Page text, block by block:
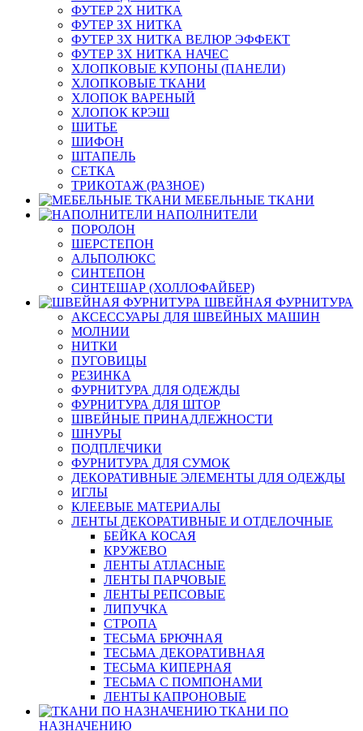
ФУТЕР 2Х НИТКА
ФУТЕР 3Х НИТКА
ФУТЕР 3Х НИТКА ВЕЛЮР ЭФФЕКТ
ФУТЕР 3Х НИТКА НАЧЕС
ХЛОПКОВЫЕ КУПОНЫ (ПАНЕЛИ)
ХЛОПКОВЫЕ ТКАНИ
ХЛОПОК ВАРЕНЫЙ
ХЛОПОК КРЭШ
ШИТЬЕ
ШИФОН
ШТАПЕЛЬ
СЕТКА
ТРИКОТАЖ (РАЗНОЕ)
МЕБЕЛЬНЫЕ ТКАНИ
НАПОЛНИТЕЛИ
ПОРОЛОН
ШЕРСТЕПОН
АЛЬПОЛЮКС
СИНТЕПОН
СИНТЕШАР (ХОЛЛОФАЙБЕР)
ШВЕЙНАЯ ФУРНИТУРА
АКСЕССУАРЫ ДЛЯ ШВЕЙНЫХ МАШИН
МОЛНИИ
НИТКИ
ПУГОВИЦЫ
РЕЗИНКА
ФУРНИТУРА ДЛЯ ОДЕЖДЫ
ФУРНИТУРА ДЛЯ ШТОР
ШВЕЙНЫЕ ПРИНАДЛЕЖНОСТИ
ШНУРЫ
ПОДПЛЕЧИКИ
ФУРНИТУРА ДЛЯ СУМОК
ДЕКОРАТИВНЫЕ ЭЛЕМЕНТЫ ДЛЯ ОДЕЖДЫ
ИГЛЫ
КЛЕЕВЫЕ МАТЕРИАЛЫ
ЛЕНТЫ ДЕКОРАТИВНЫЕ И ОТДЕЛОЧНЫЕ
БЕЙКА КОСАЯ
КРУЖЕВО
ЛЕНТЫ АТЛАСНЫЕ
ЛЕНТЫ ПАРЧОВЫЕ
ЛЕНТЫ РЕПСОВЫЕ
ЛИПУЧКА
СТРОПА
ТЕСЬМА БРЮЧНАЯ
ТЕСЬМА ДЕКОРАТИВНАЯ
ТЕСЬМА КИПЕРНАЯ
ТЕСЬМА С ПОМПОНАМИ
ЛЕНТЫ КАПРОНОВЫЕ
ТКАНИ ПО
НАЗНАЧЕНИЮ